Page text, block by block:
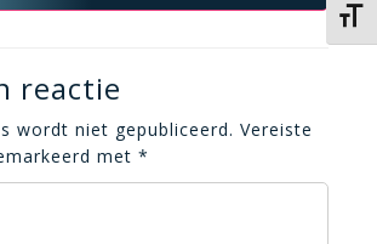
reactie
wordt niet gepubliceerd. Vereiste
met *